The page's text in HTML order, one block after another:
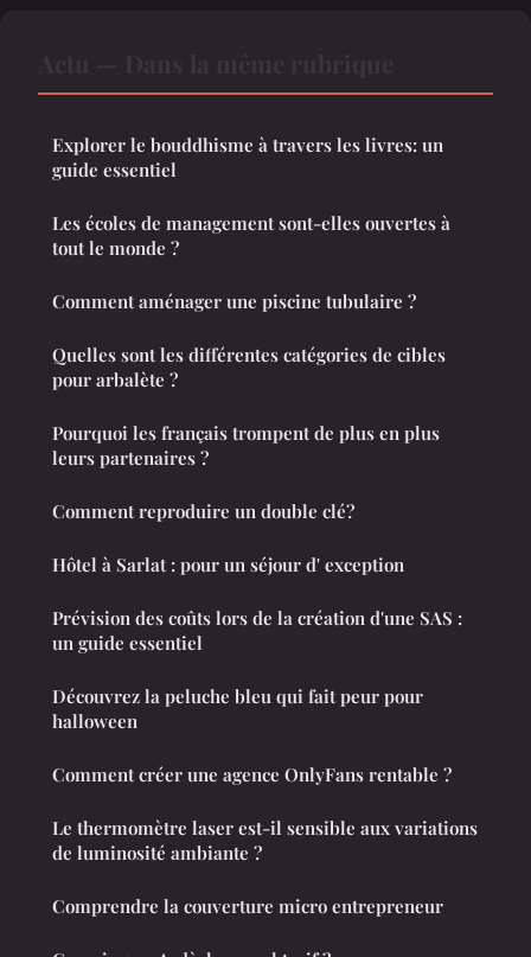
Explorer le bouddhisme à travers les livres: un
guide essentiel
Les écoles de management sont-elles ouvertes à
tout le monde ?
Comment aménager une piscine tubulaire ?
Quelles sont les différentes catégories de cibles
pour arbalète ?
Pourquoi les français trompent de plus en plus
leurs partenaires ?
Comment reproduire un double clé?
Hôtel à Sarlat : pour un séjour d' exception
Prévision des coûts lors de la création d'une SAS :
un guide essentiel
Découvrez la peluche bleu qui fait peur pour
halloween
Comment créer une agence OnlyFans rentable ?
Le thermomètre laser est-il sensible aux variations
de luminosité ambiante ?
Comprendre la couverture micro entrepreneur